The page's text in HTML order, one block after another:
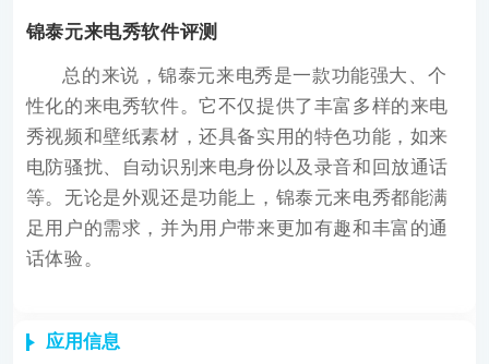
锦泰元来电秀软件评测
总的来说，锦泰元来电秀是一款功能强大、个
性化的来电秀软件。它不仅提供了丰富多样的来电
秀视频和壁纸素材，还具备实用的特色功能，如来
电防骚扰、自动识别来电身份以及录音和回放通话
等。无论是外观还是功能上，锦泰元来电秀都能满
足用户的需求，并为用户带来更加有趣和丰富的通
话体验。
应用信息